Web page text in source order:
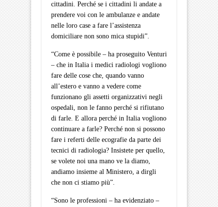
cittadini. Perché se i cittadini li andate a
prendere voi con le ambulanze e andate
nelle loro case a fare l’assistenza
domiciliare non sono mica stupidi”.
“Come è possibile – ha proseguito Venturi
– che in Italia i medici radiologi vogliono
fare delle cose che, quando vanno
all’estero e vanno a vedere come
funzionano gli assetti organizzativi negli
ospedali, non le fanno perché si rifiutano
di farle. E allora perché in Italia vogliono
continuare a farle? Perché non si possono
fare i referti delle ecografie da parte dei
tecnici di radiologia? Insistete per quello,
se volete noi una mano ve la diamo,
andiamo insieme al Ministero, a dirgli
che non ci stiamo più”.
“Sono le professioni – ha evidenziato –